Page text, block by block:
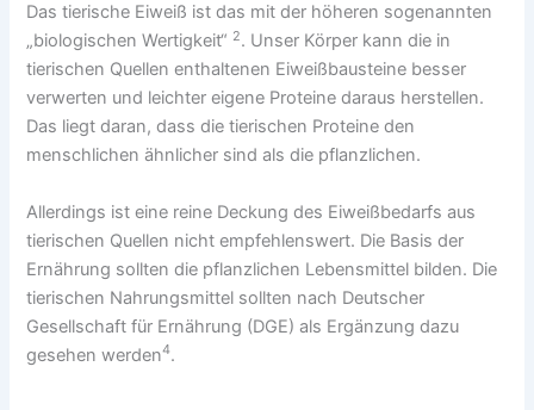
Das tierische Eiweiß ist das mit der höheren sogenannten
„biologischen Wertigkeit“ 2. Unser Körper kann die in
tierischen Quellen enthaltenen Eiweißbausteine besser
verwerten und leichter eigene Proteine daraus herstellen.
Das liegt daran, dass die tierischen Proteine den
menschlichen ähnlicher sind als die pflanzlichen.
Allerdings ist eine reine Deckung des Eiweißbedarfs aus
tierischen Quellen nicht empfehlenswert. Die Basis der
Ernährung sollten die pflanzlichen Lebensmittel bilden. Die
tierischen Nahrungsmittel sollten nach Deutscher
Gesellschaft für Ernährung (DGE) als Ergänzung dazu
gesehen werden4.